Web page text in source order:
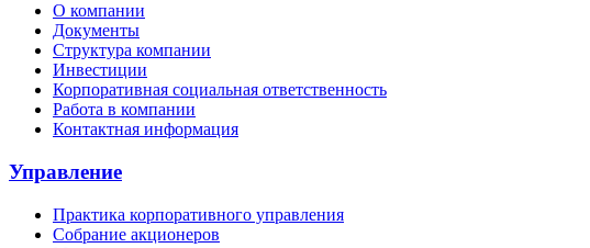
О компании
Документы
Структура компании
Инвестиции
Корпоративная социальная ответственность
Работа в компании
Контактная информация
Управление
Практика корпоративного управления
Собрание акционеров